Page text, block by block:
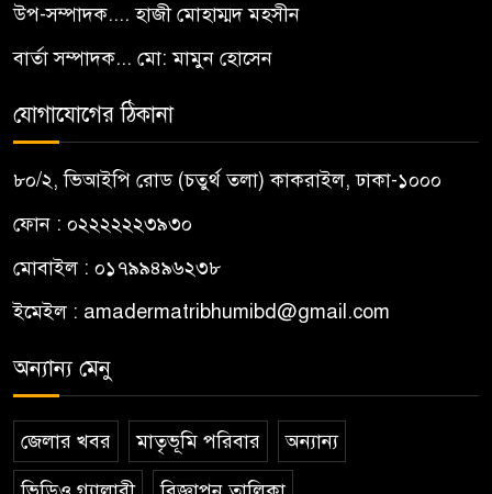
উপ-সম্পাদক.... হাজী মোহাম্মদ মহসীন
বার্তা সম্পাদক... মো: মামুন হোসেন
যোগাযোগের ঠিকানা
৮০/২, ভিআইপি রোড (চতুর্থ তলা) কাকরাইল, ঢাকা-১০০০
ফোন : ০২২২২২২৩৯৩০
মোবাইল : ০১৭৯৯৪৯৬২৩৮
ইমেইল : amadermatribhumibd@gmail.com
অন্যান্য মেনু
জেলার খবর মাতৃভূমি পরিবার অন্যান্য